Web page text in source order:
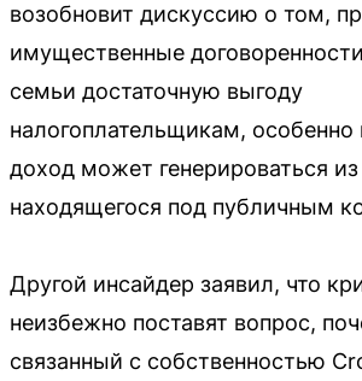
возобновит дискуссию о том,
имущественные
семьи достаточную выгоду
налогоплательщикам, особенно
доход может генерироваться
находящегося под публичным
Другой инсайдер заявил, что
неизбежно поставят вопрос,
связанный с собственностью